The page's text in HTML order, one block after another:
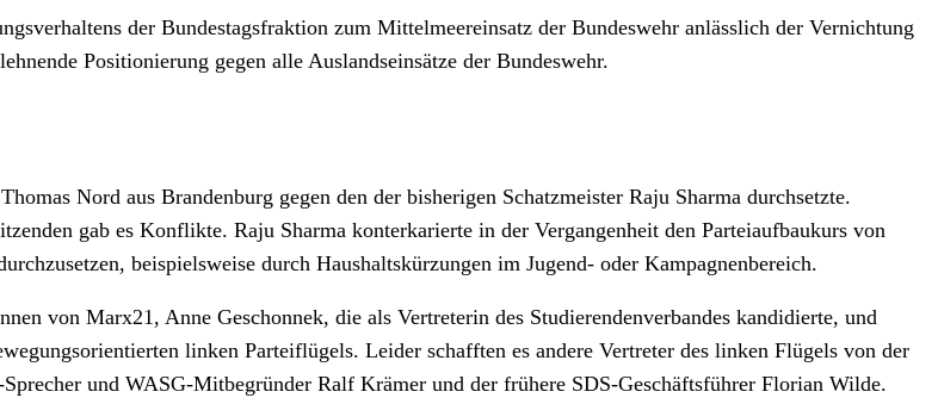
der Bundestagsfraktion zum Mittelmeereinsatz der Bundeswehr anlässlich der Vernichtung
Positionierung gegen alle Auslandseinsätze der Bundeswehr.
Nord aus Brandenburg gegen den der bisherigen Schatzmeister Raju Sharma durchsetzte.
gab es Konflikte. Raju Sharma konterkarierte in der Vergangenheit den Parteiaufbaukurs von
beispielsweise durch Haushaltskürzungen im Jugend- oder Kampagnenbereich.
von Marx21, Anne Geschonnek, die als Vertreterin des Studierendenverbandes kandidierte, und
linken Parteiflügels. Leider schafften es andere Vertreter des linken Flügels von der
und WASG-Mitbegründer Ralf Krämer und der frühere SDS-Geschäftsführer Florian Wilde.